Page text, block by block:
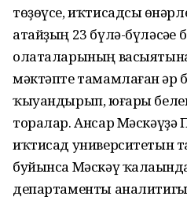
төҙөүсе, иҡтисадсы
атайҙың 23 бүлә-бүләсәһе
олаталарының
мәктәпте тамамлаған һәр
ҡыуандырып, юғары
торалар. Ансар Мәскәүҙә
иҡтисад университетын
буйынса Мәскәү
департаменты